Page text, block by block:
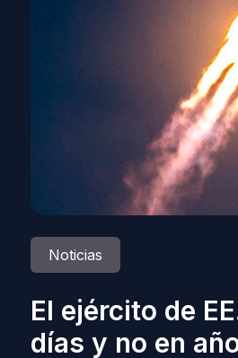
Noticias
El ejército de
días y no en